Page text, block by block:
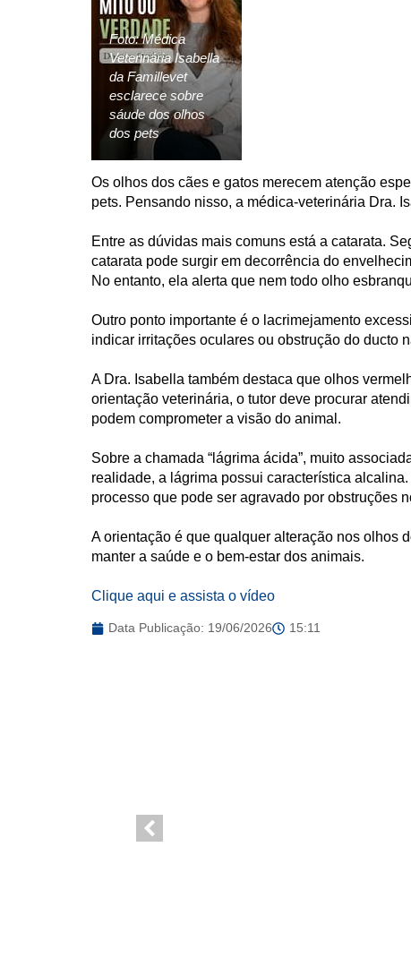
Foto: Médica
Veterinária Isabella
da Famillevet
esclarece sobre
sáude dos olhos
dos pets
Os olhos dos cães e gatos merecem atenção
pets. Pensando nisso, a médica-veterinária Dra.
Entre as dúvidas mais comuns está a catarata.
catarata pode surgir em decorrência do
No entanto, ela alerta que nem todo olho
Outro ponto importante é o lacrimejamento
indicar irritações oculares ou obstrução do ducto
A Dra. Isabella também destaca que olhos
orientação veterinária, o tutor deve procurar
podem comprometer a visão do animal.
Sobre a chamada “lágrima ácida”, muito
realidade, a lágrima possui característica
processo que pode ser agravado por obstruções
A orientação é que qualquer alteração nos olhos
manter a saúde e o bem-estar dos animais.
Clique aqui e assista o vídeo
Data Publicação: 19/06/2026 15:11